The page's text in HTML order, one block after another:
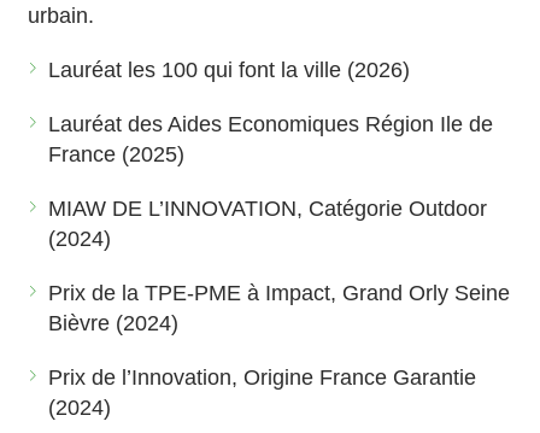
urbain.
Lauréat les 100 qui font la ville (2026)
Lauréat des Aides Economiques Région Ile de
France (2025)
MIAW DE L’INNOVATION, Catégorie Outdoor
(2024)
Prix de la TPE-PME à Impact, Grand Orly Seine
Bièvre (2024)
Prix de l’Innovation, Origine France Garantie
(2024)